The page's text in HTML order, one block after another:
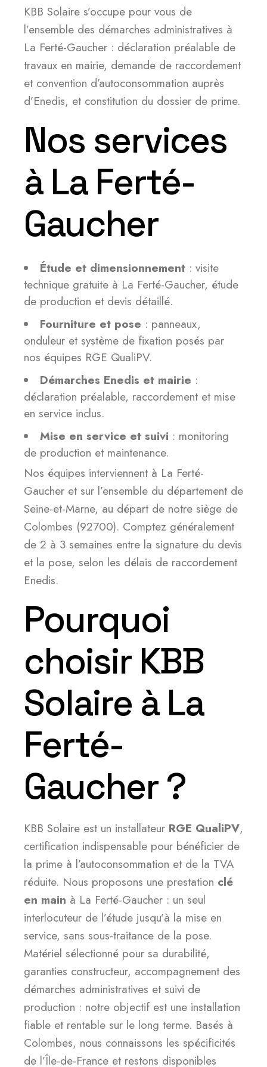
KBB Solaire s’occupe pour vous de
l’ensemble des démarches administratives à
La Ferté-Gaucher : déclaration préalable de
travaux en mairie, demande de raccordement
et convention d’autoconsommation auprès
d’Enedis, et constitution du dossier de prime.
Nos services
à La Ferté-
Gaucher
Étude et dimensionnement : visite
technique gratuite à La Ferté-Gaucher, étude
de production et devis détaillé.
Fourniture et pose : panneaux,
onduleur et système de fixation posés par
nos équipes RGE QualiPV.
Démarches Enedis et mairie :
déclaration préalable, raccordement et mise
en service inclus.
Mise en service et suivi : monitoring
de production et maintenance.
Nos équipes interviennent à La Ferté-
Gaucher et sur l’ensemble du département de
Seine-et-Marne, au départ de notre siège de
Colombes (92700). Comptez généralement
de 2 à 3 semaines entre la signature du devis
et la pose, selon les délais de raccordement
Enedis.
Pourquoi
choisir KBB
Solaire à La
Ferté-
Gaucher ?
KBB Solaire est un installateur RGE QualiPV,
certification indispensable pour bénéficier de
la prime à l’autoconsommation et de la TVA
réduite. Nous proposons une prestation clé
en main à La Ferté-Gaucher : un seul
interlocuteur de l’étude jusqu’à la mise en
service, sans sous-traitance de la pose.
Matériel sélectionné pour sa durabilité,
garanties constructeur, accompagnement des
démarches administratives et suivi de
production : notre objectif est une installation
fiable et rentable sur le long terme. Basés à
Colombes, nous connaissons les spécificités
de l’Île-de-France et restons disponibles